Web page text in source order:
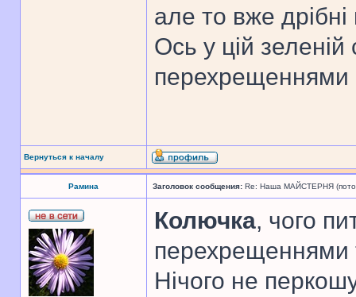
але то вже
Ось у цій зеленій
перехрещеннями
Вернуться к началу
Рамина Заголовок сообщения: Re: Наша МАЙСТЕРНЯ
Колючка, чого
перехрещеннями
Нічого не